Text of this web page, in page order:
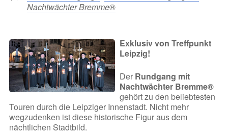
Nachtwächter Bremme®
Exklusiv von Treffpunkt
Leipzig!
Der Rundgang mit
Nachtwächter Bremme®
gehört zu den beliebtesten
Touren durch die Leipziger Innenstadt. Nicht mehr
wegzudenken ist diese historische Figur aus dem
nächtlichen Stadtbild.